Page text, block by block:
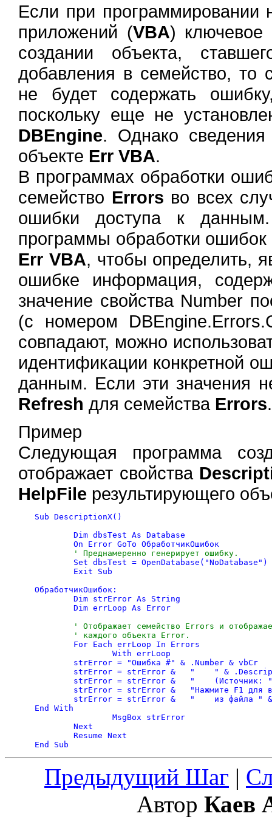
Если при программировании
приложений (VBA)
создании объекта,
добавления в семейство, то
не будет содержать
поскольку еще не
DBEngine. Однако
объекте Err VBA.
В программах обработки
семейство Errors во всех
ошибки доступа к данным.
программы обработки ошибок
Err VBA, чтобы определить,
ошибке информация,
значение свойства Number
(с номером
совпадают, можно
идентификации конкретной
данным. Если эти значения
Refresh для семейства Errors.
Пример
Следующая программа
отображает свойства
HelpFile результирующего
Sub DescriptionX()
' Преднамеренно генерирует ошибку.
ОбработчикОшибок:
' Отображает семейство Errors и
	' каждого объекта Error.
End With
Предыдущий Шаг |
Автор Каев